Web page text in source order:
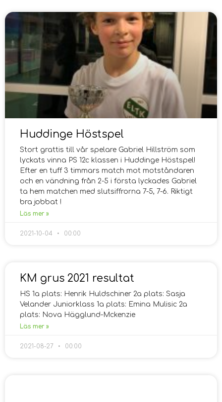
Huddinge Höstspel
Stort grattis till vår spelare Gabriel Hillström som
lyckats vinna PS 12c klassen i Huddinge Höstspel!
Efter en tuff 3 timmars match mot motståndaren
och en vändning från 2-5 i första lyckades Gabriel
ta hem matchen med slutsiffrorna 7-5, 7-6. Riktigt
bra jobbat !
Läs mer »
2021-10-04 00:00
KM grus 2021 resultat
HS 1a plats: Henrik Huldschiner 2a plats: Sasja
Velander Juniorklass 1a plats: Emina Mulisic 2a
plats: Nova Hägglund-Mckenzie
Läs mer »
2021-08-27 00:00